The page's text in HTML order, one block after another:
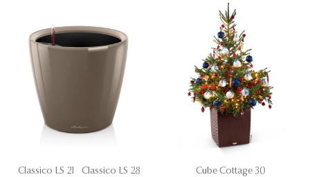
Classico LS 21 Classico LS 28 Cube Cottage 30